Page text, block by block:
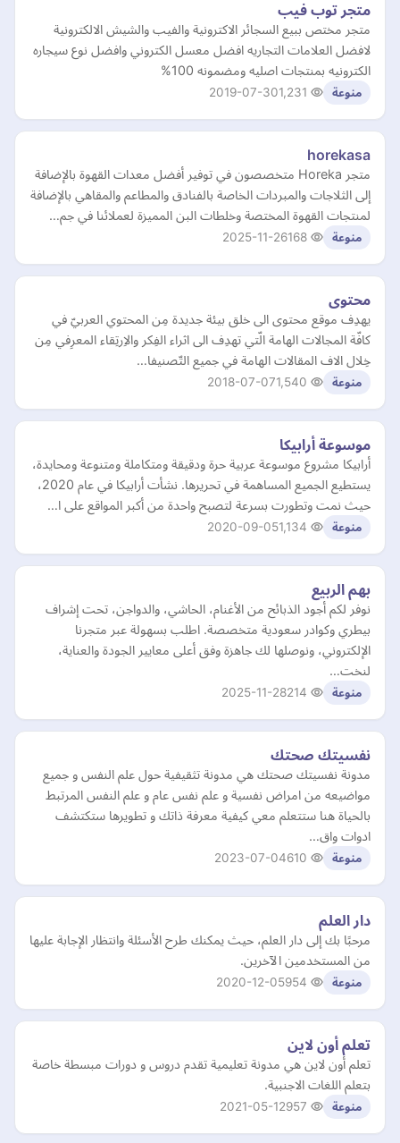
متجر توب فيب
متجر مختص ببيع السجائر الاكترونية والفيب والشيش الالكترونية
لافضل العلامات التجاريه افضل معسل الكتروني وافضل نوع سيجاره
الكترونيه بمنتجات اصليه ومضمونه 100%
منوعة 2019-07-30
horekasa
متجر Horeka متخصصون في توفير أفضل معدات القهوة بالإضافة
إلى الثلاجات والمبردات الخاصة بالفنادق والمطاعم والمقاهي بالإضافة
لمنتجات القهوة المختصة وخلطات البن المميزة لعملائنا في جم…
منوعة 2025-11-26
محتوى
يهدِف موقع محتوى الى خلق بيئة جديدة مِن المحتوي العربيّ في
كافّة المجالات الهامة الّتي تهدِف الى اثراء الفِكر والاِرتِقاء المعرِفي مِن
خِلال الاف المقالات الهامة في جميع التّصنيفا…
منوعة 2018-07-07
موسوعة أرابيكا
أرابيكا مشروع موسوعة عربية حرة ودقيقة ومتكاملة ومتنوعة ومحايدة،
يستطيع الجميع المساهمة في تحريرها. نشأت أرابيكا في عام 2020،
حيث نمت وتطورت بسرعة لتصبح واحدة من أكبر المواقع على ا…
منوعة 2020-09-05
بهم الربيع
نوفر لكم أجود الذبائح من الأغنام، الحاشي، والدواجن، تحت إشراف
بيطري وكوادر سعودية متخصصة. اطلب بسهولة عبر متجرنا
الإلكتروني، ونوصلها لك جاهزة وفق أعلى معايير الجودة والعناية،
لنخت…
منوعة 2025-11-28
نفسيتك صحتك
مدونة نفسيتك صحتك هي مدونة تثقيفية حول علم النفس و جميع
مواضيعه من امراض نفسية و علم نفس عام و علم النفس المرتبط
بالحياة هنا ستتعلم معي كيفية معرفة ذاتك و تطويرها ستكتشف
ادوات واق…
منوعة 2023-07-04
دار العلم
مرحبًا بك إلى دار العلم، حيث يمكنك طرح الأسئلة وانتظار الإجابة عليها
من المستخدمين الآخرين.
منوعة 2020-12-05
تعلم أون لاين
تعلم أون لاين هي مدونة تعليمية تقدم دروس و دورات مبسطة خاصة
بتعلم اللغات الاجنبية.
منوعة 2021-05-12